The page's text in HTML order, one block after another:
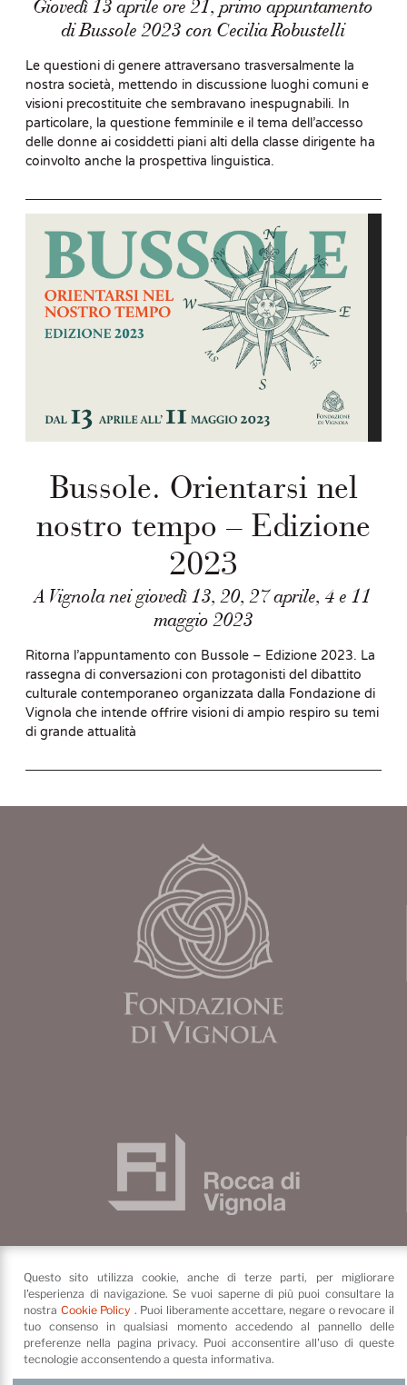
Giovedì 13 aprile ore 21, primo appuntamento
di Bussole 2023 con Cecilia Robustelli
Le questioni di genere attraversano trasversalmente la
nostra società, mettendo in discussione luoghi comuni e
visioni precostituite che sembravano inespugnabili. In
particolare, la questione femminile e il tema dell’accesso
delle donne ai cosiddetti piani alti della classe dirigente ha
coinvolto anche la prospettiva linguistica.
Bussole. Orientarsi nel
nostro tempo – Edizione
2023
A Vignola nei giovedì 13, 20, 27 aprile, 4 e 11
maggio 2023
Ritorna l’appuntamento con Bussole – Edizione 2023. La
rassegna di conversazioni con protagonisti del dibattito
culturale contemporaneo organizzata dalla Fondazione di
Vignola che intende offrire visioni di ampio respiro su temi
di grande attualità
Fondazione di Vignola
Piazza dei Contrari, 4 41058
Vignola (MO)
©Fondazione di Vignola
Privacy Policy e cookie
Questo sito utilizza cookie, anche di terze parti, per migliorare
l'esperienza di navigazione. Se vuoi saperne di più puoi consultare la
nostra Cookie Policy . Puoi liberamente accettare, negare o revocare il
tuo consenso in qualsiasi momento accedendo al pannello delle
preferenze nella pagina privacy. Puoi acconsentire all'uso di queste
tecnologie acconsentendo a questa informativa.